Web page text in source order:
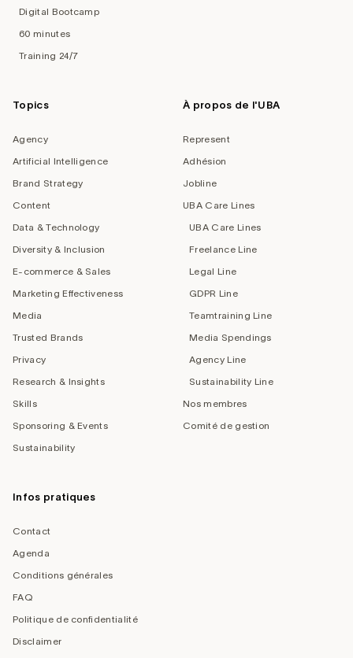
Digital Bootcamp
60 minutes
Training 24/7
Topics
Agency
Artificial Intelligence
Brand Strategy
Content
Data & Technology
Diversity & Inclusion
E-commerce & Sales
Marketing Effectiveness
Media
Trusted Brands
Privacy
Research & Insights
Skills
Sponsoring & Events
Sustainability
À propos de l'UBA
Represent
Adhésion
Jobline
UBA Care Lines
UBA Care Lines
Freelance Line
Legal Line
GDPR Line
Teamtraining Line
Media Spendings
Agency Line
Sustainability Line
Nos membres
Comité de gestion
Infos pratiques
Contact
Agenda
Conditions générales
FAQ
Politique de confidentialité
Disclaimer